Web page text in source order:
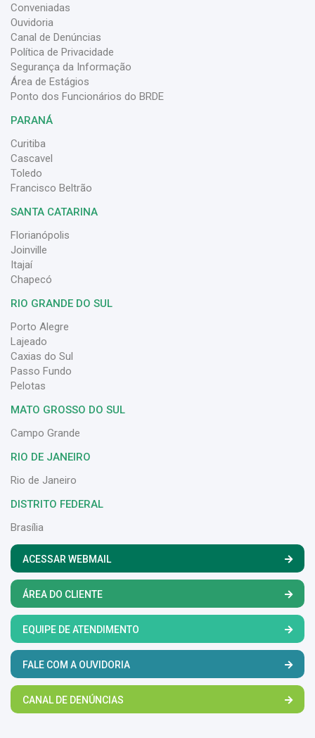
Conveniadas
Ouvidoria
Canal de Denúncias
Política de Privacidade
Segurança da Informação
Área de Estágios
Ponto dos Funcionários do BRDE
PARANÁ
Curitiba
Cascavel
Toledo
Francisco Beltrão
SANTA CATARINA
Florianópolis
Joinville
Itajaí
Chapecó
RIO GRANDE DO SUL
Porto Alegre
Lajeado
Caxias do Sul
Passo Fundo
Pelotas
MATO GROSSO DO SUL
Campo Grande
RIO DE JANEIRO
Rio de Janeiro
DISTRITO FEDERAL
Brasília
ACESSAR WEBMAIL
ÁREA DO CLIENTE
EQUIPE DE ATENDIMENTO
FALE COM A OUVIDORIA
CANAL DE DENÚNCIAS